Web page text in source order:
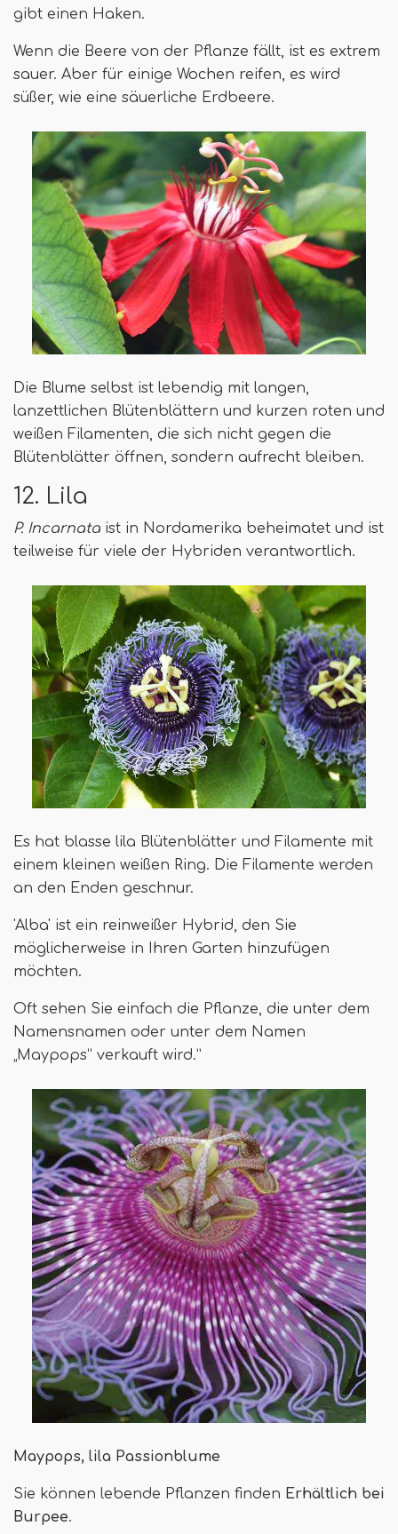
gibt einen Haken.
Wenn die Beere von der Pflanze fällt, ist es extrem
sauer. Aber für einige Wochen reifen, es wird
süßer, wie eine säuerliche Erdbeere.
Die Blume selbst ist lebendig mit langen,
lanzettlichen Blütenblättern und kurzen roten und
weißen Filamenten, die sich nicht gegen die
Blütenblätter öffnen, sondern aufrecht bleiben.
12. Lila
P. Incarnata ist in Nordamerika beheimatet und ist
teilweise für viele der Hybriden verantwortlich.
Es hat blasse lila Blütenblätter und Filamente mit
einem kleinen weißen Ring. Die Filamente werden
an den Enden geschnur.
'Alba' ist ein reinweißer Hybrid, den Sie
möglicherweise in Ihren Garten hinzufügen
möchten.
Oft sehen Sie einfach die Pflanze, die unter dem
Namensnamen oder unter dem Namen
„Maypops“ verkauft wird.”
Maypops, lila Passionblume
Sie können lebende Pflanzen finden Erhältlich bei
Burpee.